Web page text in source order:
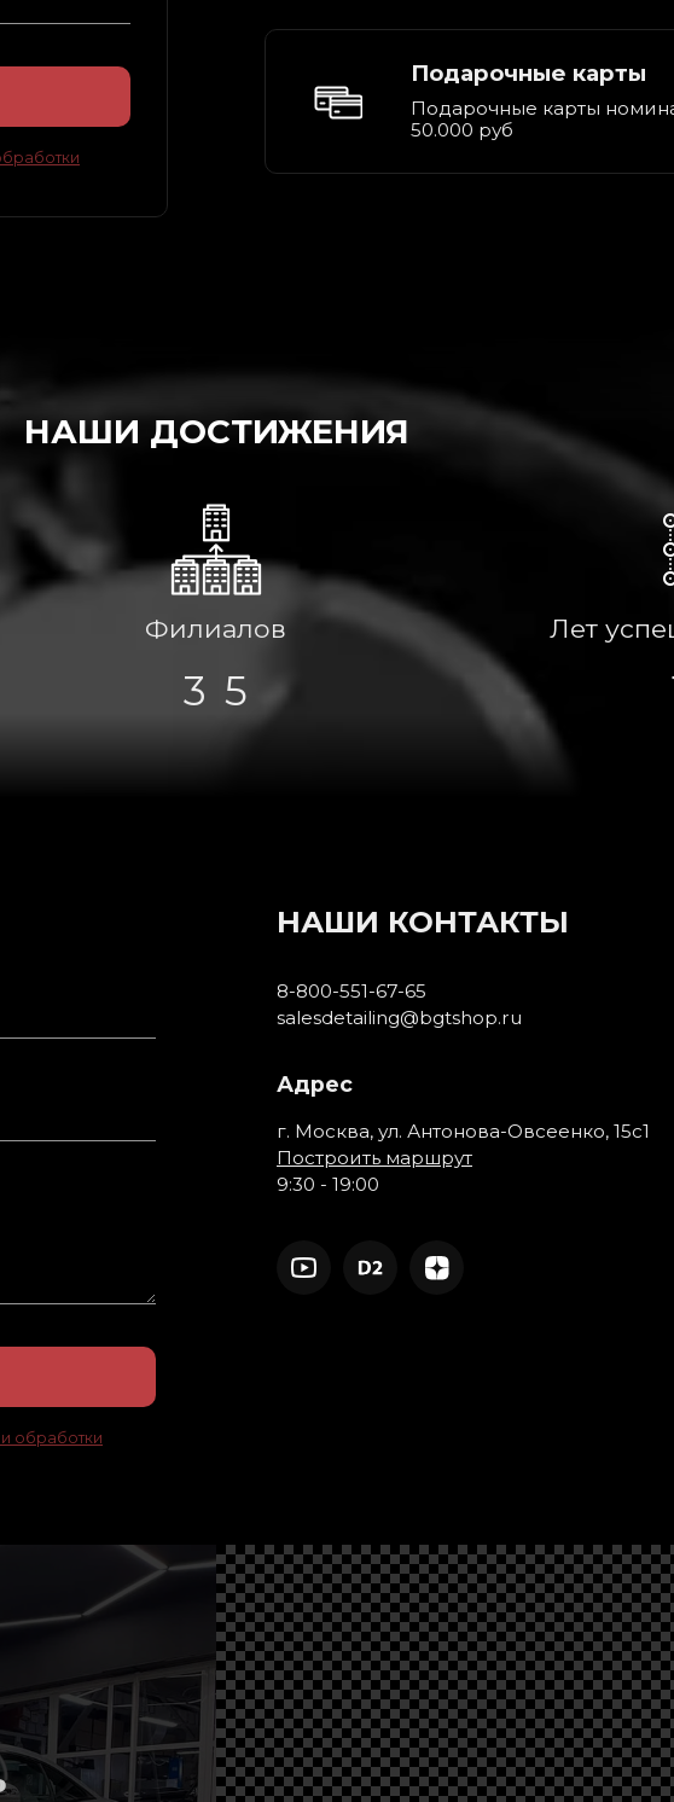
Подарочные карты
Подарочные карты
50.000 руб
НАШИ ДОСТИЖЕНИЯ
Филиалов
1
2
3
0
1
2
3
4
5
Лет
НАШИ КОНТАКТЫ
8-800-551-67-65
salesdetailing@bgtshop.ru
Адрес
г. Москва, ул. Антонова-Овсеенко, 15с1
Построить маршрут
9:30 - 19:00
обработки